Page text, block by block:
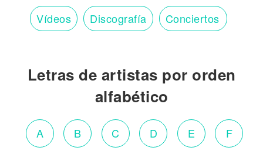
Vídeos Discografía Conciertos
Letras de artistas por orden
alfabético
A B C D E F